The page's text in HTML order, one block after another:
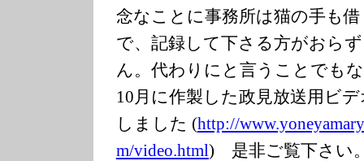
念なことに事務所は猫の手も
で、記録して下さる方がおら
ん。代わりにと言うことでも
10月に作製した政見放送用ビ
しました (http://www.yon
m/video.html) 是非ご覧下さい